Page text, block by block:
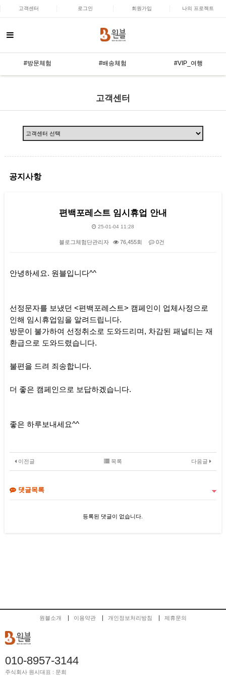
고객센터 로그인 회원가입 나의 프로젝트
#방문체험 #배송체험 #VIP_여행
고객센터
공지사항
편백포레스트 임시휴업 안내
25-01-04 11:28
블로그체험단관리자 76,455회 0건
안녕하세요. 원블입니다^^
선정문자를 보냈던 <편백포레스트> 캠페인이 업체사정으로
인해 임시휴업임을 알려드립니다.
방문이 불가하여 선정취소로 도와드리며, 차감된 패널티는 재
환급으로 도와드렸습니다.
불편을 드려 죄송합니다.
더 좋은 캠페인으로 보답하겠습니다.
좋은 하루보내세요^^
이전글 다음글
목록
댓글목록
등록된 댓글이 없습니다.
원블소개 이용약관 개인정보처리방침 제휴문의
010-8957-3144
주식회사 원시대표 : 문희